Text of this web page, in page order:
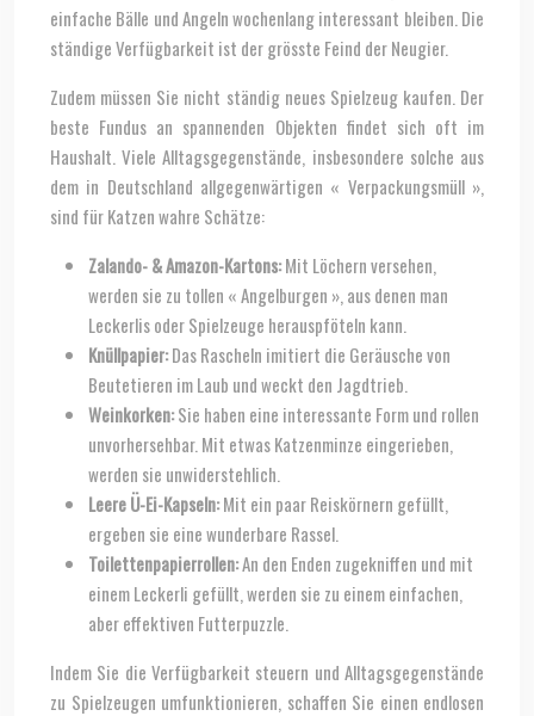
einfache Bälle und Angeln wochenlang interessant bleiben. Die
ständige Verfügbarkeit ist der grösste Feind der Neugier.
Zudem müssen Sie nicht ständig neues Spielzeug kaufen. Der
beste Fundus an spannenden Objekten findet sich oft im
Haushalt. Viele Alltagsgegenstände, insbesondere solche aus
dem in Deutschland allgegenwärtigen « Verpackungsmüll »,
sind für Katzen wahre Schätze:
Zalando- & Amazon-Kartons:Mit Löchern versehen,
werden sie zu tollen « Angelburgen », aus denen man
Leckerlis oder Spielzeuge herauspföteln kann.
Knüllpapier:Das Rascheln imitiert die Geräusche von
Beutetieren im Laub und weckt den Jagdtrieb.
Weinkorken:Sie haben eine interessante Form und rollen
unvorhersehbar. Mit etwas Katzenminze eingerieben,
werden sie unwiderstehlich.
Leere Ü-Ei-Kapseln:Mit ein paar Reiskörnern gefüllt,
ergeben sie eine wunderbare Rassel.
Toilettenpapierrollen:An den Enden zugekniffen und mit
einem Leckerli gefüllt, werden sie zu einem einfachen,
aber effektiven Futterpuzzle.
Indem Sie die Verfügbarkeit steuern und Alltagsgegenstände
zu Spielzeugen umfunktionieren, schaffen Sie einen endlosen